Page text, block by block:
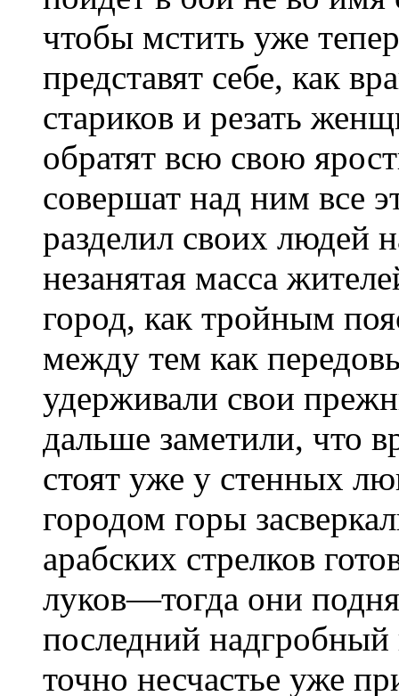
чтобы мстить уже
представят себе, как
стариков и резать
обратят всю свою
совершат над ним все
разделил своих людей
незанятая масса
город, как тройным
между тем как
удерживали свои
дальше за­метили, что
стоят уже у стенных
городом горы
арабских стрелков
луков—тогда они
последний
точно несчастье уже